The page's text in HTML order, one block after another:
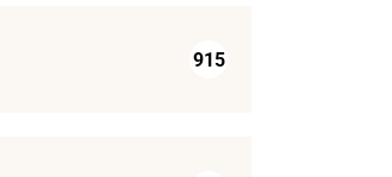
915